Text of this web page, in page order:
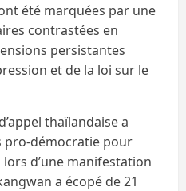
été marquées par une
contrastées en
persistantes
et de la loi sur le
thaïlandaise a
pro-démocratie pour
d’une manifestation
a écopé de 21